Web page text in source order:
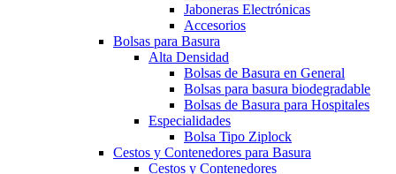
Jaboneras Electrónicas
Accesorios
Bolsas para Basura
Alta Densidad
Bolsas de Basura en General
Bolsas para basura biodegradable
Bolsas de Basura para Hospitales
Especialidades
Bolsa Tipo Ziplock
Cestos y Contenedores para Basura
Cestos y Contenedores